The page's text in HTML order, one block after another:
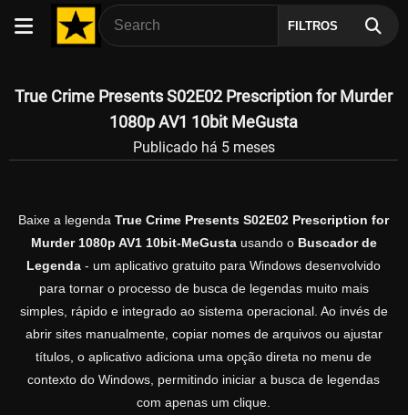
FILTROS
True Crime Presents S02E02 Prescription for Murder
1080p AV1 10bit MeGusta
Publicado há 5 meses
Baixe a legenda True Crime Presents S02E02 Prescription for
Murder 1080p AV1 10bit-MeGustausando o Buscador de
Legenda - um aplicativo gratuito para Windows desenvolvido
para tornar o processo de busca de legendas muito mais
simples, rápido e integrado ao sistema operacional. Ao invés de
abrir sites manualmente, copiar nomes de arquivos ou ajustar
títulos, o aplicativo adiciona uma opção direta no menu de
contexto do Windows, permitindo iniciar a busca de legendas
com apenas um clique.